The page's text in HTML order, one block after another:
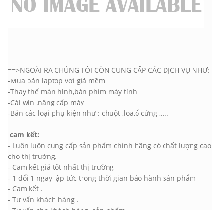
==>NGOÀI RA CHÚNG TÔI CÒN CUNG CẤP CÁC DỊCH VỤ NHƯ:
-Mua bán laptop vơi giá mềm
-Thay thế màn hình,bàn phím máy tính
-Cài win ,nâng cấp máy
-Bán các loại phụ kiện như : chuột ,loa,ổ cứng ,....
cam kết:
- Luôn luôn cung cấp sản phẩm chính hãng có chất lượng cao
cho thị trường.
- Cam kết giá tốt nhất thị trường
- 1 đổi 1 ngay lập tức trong thời gian bảo hành sản phẩm
- Cam kết .
- Tư vấn khách hàng .